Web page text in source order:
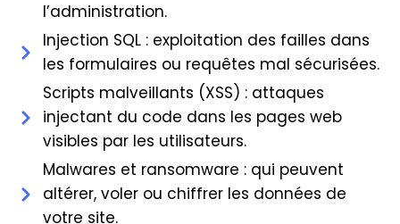
l’administration.
Injection SQL : exploitation des failles dans
les formulaires ou requêtes mal sécurisées.
Scripts malveillants (XSS) : attaques
injectant du code dans les pages web
visibles par les utilisateurs.
Malwares et ransomware : qui peuvent
altérer, voler ou chiffrer les données de
votre site.